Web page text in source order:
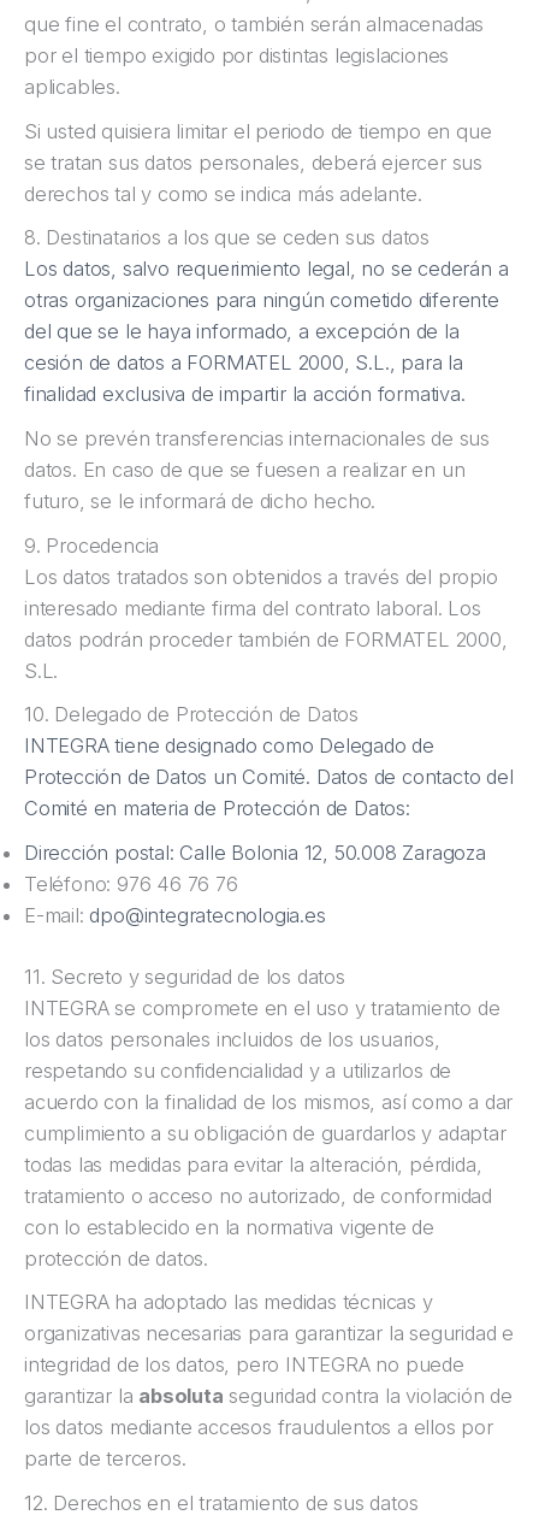
que fine el contrato, o también serán almacenadas
por el tiempo exigido por distintas legislaciones
aplicables.
Si usted quisiera limitar el periodo de tiempo en que
se tratan sus datos personales, deberá ejercer sus
derechos tal y como se indica más adelante.
8. Destinatarios a los que se ceden sus datos
Los datos, salvo requerimiento legal, no se cederán a
otras organizaciones para ningún cometido diferente
del que se le haya informado, a excepción de la
cesión de datos a FORMATEL 2000, S.L., para la
finalidad exclusiva de impartir la acción formativa.
No se prevén transferencias internacionales de sus
datos. En caso de que se fuesen a realizar en un
futuro, se le informará de dicho hecho.
9. Procedencia
Los datos tratados son obtenidos a través del propio
interesado mediante firma del contrato laboral. Los
datos podrán proceder también de FORMATEL 2000,
S.L.
10. Delegado de Protección de Datos
INTEGRA tiene designado como Delegado de
Protección de Datos un Comité. Datos de contacto del
Comité en materia de Protección de Datos:
Dirección postal: Calle Bolonia 12, 50.008 Zaragoza
Teléfono: 976 46 76 76
E-mail: dpo@integratecnologia.es
11. Secreto y seguridad de los datos
INTEGRA se compromete en el uso y tratamiento de
los datos personales incluidos de los usuarios,
respetando su confidencialidad y a utilizarlos de
acuerdo con la finalidad de los mismos, así como a dar
cumplimiento a su obligación de guardarlos y adaptar
todas las medidas para evitar la alteración, pérdida,
tratamiento o acceso no autorizado, de conformidad
con lo establecido en la normativa vigente de
protección de datos.
INTEGRA ha adoptado las medidas técnicas y
organizativas necesarias para garantizar la seguridad e
integridad de los datos, pero INTEGRA no puede
garantizar la absoluta seguridad contra la violación de
los datos mediante accesos fraudulentos a ellos por
parte de terceros.
12. Derechos en el tratamiento de sus datos